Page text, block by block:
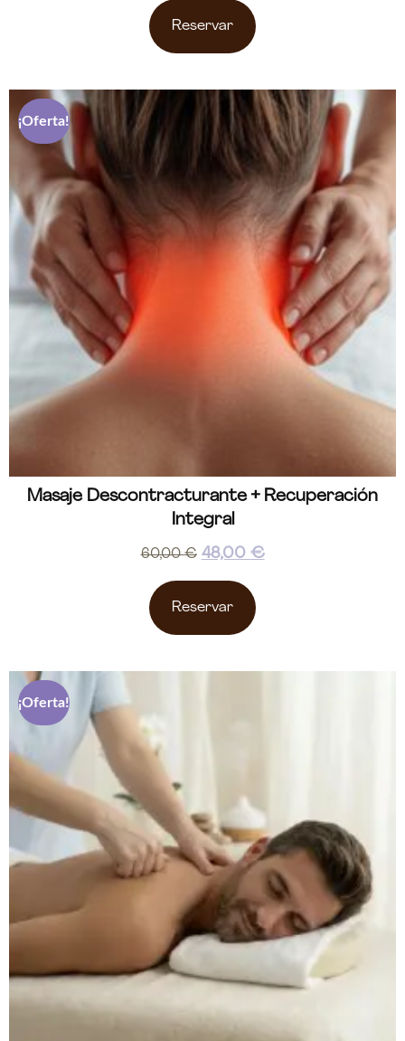
Reservar
¡Oferta!
Masaje Descontracturante + Recuperación
Integral
60,00€ 48,00 €
Reservar
¡Oferta!